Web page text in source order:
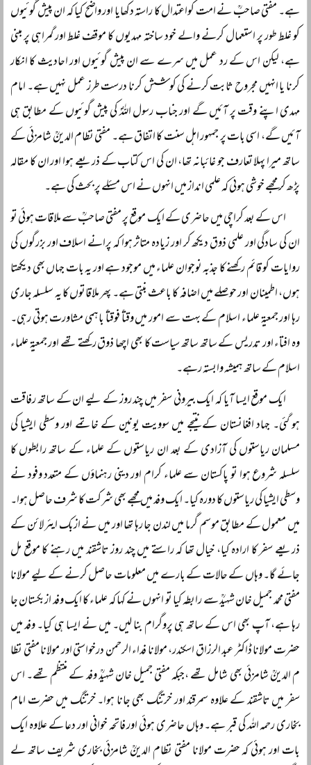
ہے۔ مفتی صاحبؒ نے امت کواعتدال کا راستہ دکھایا اور واضح کیا کہ ان پیش گوئیوں
کو غلط طور پر استعمال کرنے والے خود ساختہ مہدیوں کا موقف غلط اور گمراہی پر مبنی
ہے، لیکن اس کے رد عمل میں سرے سے ان پیش گوئیوں اور احادیث کا انکار
کرنا یا انہیں مجروح ثابت کرنے کی کوشش کرنا درست طرز عمل نہیں ہے۔ امام
مہدی اپنے وقت پر آئیں گے اور جناب رسول اللہؐ کی پیش گوئیوں کے مطابق ہی
آئیں گے، اسی بات پر جمہور اہل سنت کا اتفاق ہے۔ مفتی نظام الدینؒ شامزئی کے
ساتھ میرا پہلا تعارف جو غائبانہ تھا، ان کی اس کتاب کے ذریعے ہوا اور ان کا مقالہ
پڑھ کر مجھے خوشی ہوئی کہ علمی انداز میں انہوں نے اس مسئلے پر بحث کی ہے۔
اس کے بعد کراچی میں حاضری کے ایک موقع پر مفتی صاحبؒ سے ملاقات ہوئی تو
ان کی سادگی اور علمی ذوق دیکھ کر اور زیادہ متاثر ہوا کہ پرانے اسلاف اور بزرگوں کی
روایات کو قائم رکھنے کا جذبہ نوجوان علماء میں موجود ہے اور یہ بات جہاں بھی دیکھتا
ہوں، اطمینان اور حوصلے میں اضافہ کا باعث بنتی ہے۔ پھر ملاقاتوں کا یہ سلسلہ جاری
رہا اور جمعیۃ علماء اسلام کے بہت سے امور میں وقتاً‌ فوقتاً‌ باہمی مشاورت ہوتی رہی۔
وہ افتاء اور تدریس کے ساتھ ساتھ سیاست کا بھی اچھا ذوق رکھتے تھے اور جمعیۃ علماء
اسلام کے ساتھ ہمیشہ وابستہ رہے۔
ایک موقع ایسا آیا کہ ایک بیرونی سفر میں چند روز کے لیے ان کے ساتھ رفاقت
ہو گئی۔ جہاد افغانستان کے نتیجے میں سوویت یونین کے خاتمے اور وسطی ایشیا کی
مسلمان ریاستوں کی آزادی کے بعد ان ریاستوں کے علماء کے ساتھ رابطوں کا
سلسلہ شروع ہوا تو پاکستان سے علماء کرام اور دینی رہنماؤں کے متعدد وفود نے
وسطی ایشیا کی ریاستوں کا دورہ کیا۔ ایک وفد میں مجھے بھی شرکت کا شرف حاصل ہوا۔
میں معمول کے مطابق موسم گرما میں لندن جا رہا تھا اور میں نے ازبک ایئر لائن کے
ذریعے سفر کا ارادہ کیا، خیال تھا کہ راستے میں چند روز تاشقند میں رہنے کا موقع مل
جائے گا۔ وہاں کے حالات کے بارے میں معلومات حاصل کرنے کے لیے مولانا
مفتی محمد جمیل خان شہیدؒ سے رابطہ کیا تو انہوں نے کہا کہ علماء کا ایک وفد ازبکستان جا
رہا ہے، آپ بھی اس کے ساتھ ہی پروگرام بنا لیں۔ میں نے ایسا ہی کیا۔ وفد میں
حضرت مولانا ڈاکٹر عبد الرزاق اسکندر، مولانا فداء الرحمن درخواستی اور مولانا مفتی نظا
م الدینؒ شامزئی بھی شامل تھے ،جبکہ مفتی جمیل خان شہیدؒ وفد کے منتظم تھے۔ اس
سفر میں تاشقند کے علاوہ سمرقند اور خرتنگ بھی جانا ہوا۔ خرتنگ میں حضرت امام
بخاری رحمہ اللہ کی قبر ہے۔ وہاں حاضری ہوئی اور فاتحہ خوانی اور دعا کے علاوہ ایک
بات اور ہوئی کہ حضرت مولانا مفتی نظام الدینؒ شامزئی بخاری شریف ساتھ لے